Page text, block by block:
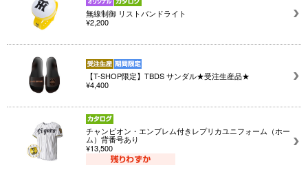
無線制御 リストバンドライト
¥2,200
【T-SHOP限定】TBDS サンダル★受注生産品★
¥4,400
チャンピオン・エンブレム付きレプリカユニフォーム（ホー
ム）背番号あり
¥13,500